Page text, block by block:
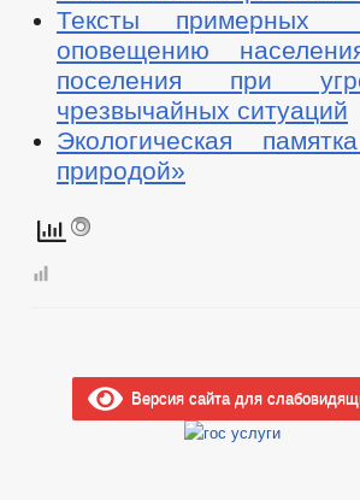
Тексты
оповещению
поселения при
чрезвычайных ситуаций
Экологическая
природой»
Версия сайта для